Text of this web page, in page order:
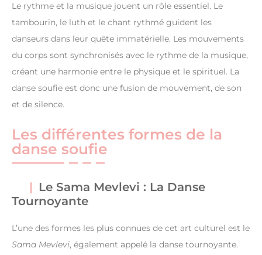
Le rythme et la musique jouent un rôle essentiel. Le
tambourin, le luth et le chant rythmé guident les
danseurs dans leur quête immatérielle. Les mouvements
du corps sont synchronisés avec le rythme de la musique,
créant une harmonie entre le physique et le spirituel. La
danse soufie est donc une fusion de mouvement, de son
et de silence.
Les différentes formes de la
danse soufie
Le Sama Mevlevi : La Danse
Tournoyante
L’une des formes les plus connues de cet art culturel est le
Sama Mevlevi, également appelé la danse tournoyante.